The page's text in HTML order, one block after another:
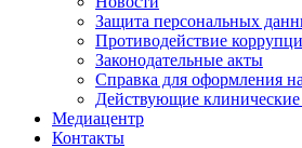
Защита персональных
Противодействие
Законодательные акты
Справка для оформления
Действующие
Медиацентр
Контакты